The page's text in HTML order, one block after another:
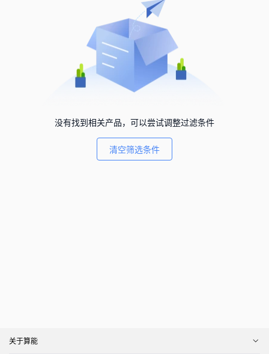
没有找到相关产品，可以尝试调整过滤条件
清空筛选条件
关于算能